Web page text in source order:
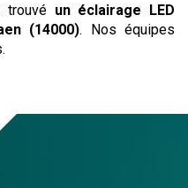
trouvé un éclairage LED
(14000). Nos équipes